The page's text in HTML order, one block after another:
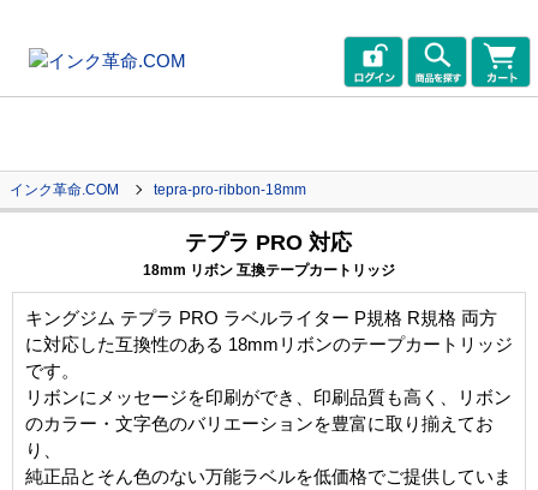
インク革命.COM tepra-pro-ribbon-18mm
テプラ PRO 対応
18mm リボン 互換テープカートリッジ
キングジム テプラ PRO ラベルライター P規格 R規格 両方
に対応した互換性のある 18mmリボンのテープカートリッジ
です。
リボンにメッセージを印刷ができ、印刷品質も高く、リボン
のカラー・文字色のバリエーションを豊富に取り揃えてお
り、
純正品とそん色のない万能ラベルを低価格でご提供していま